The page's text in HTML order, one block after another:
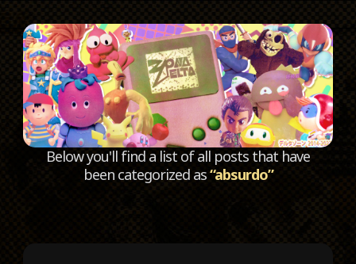
Below you'll find a list of all posts that have
been categorized as“absurdo”